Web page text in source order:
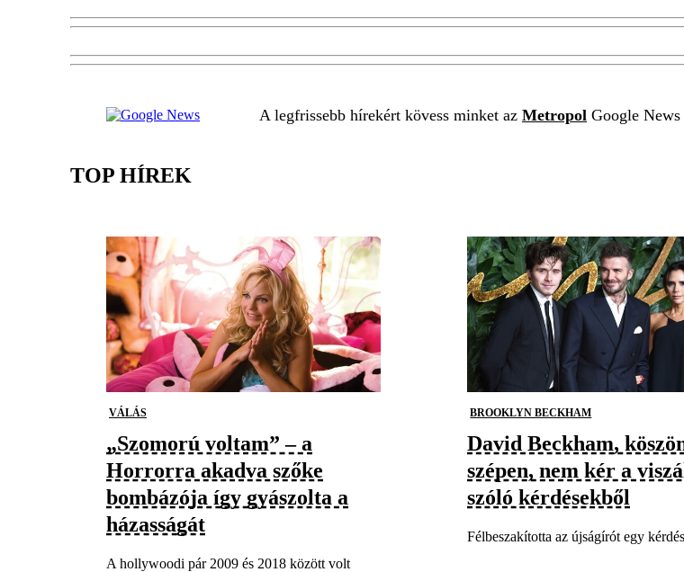
A legfrissebb hírekért kövess minket az Metropol Google
TOP HÍREK
VÁLÁS
„Szomorú voltam” – a
Horrorra akadva szőke
bombázója így gyászolta a
házasságát
A hollywoodi pár 2009 és 2018 között volt
BROOKLYN BECKHAM
David Beckham,
szépen, nem kér a
szóló kérdésekből
Félbeszakította az újságírót egy